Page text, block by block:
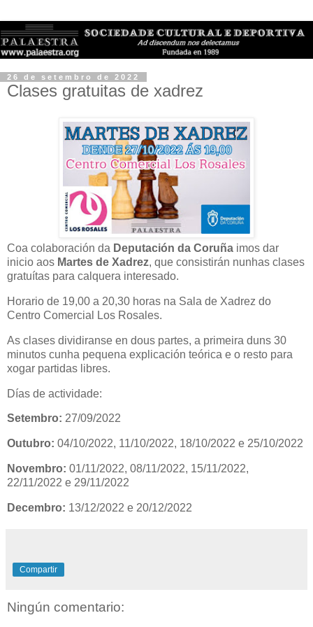
26 de setembro de 2022
Clases gratuitas de xadrez
Coa colaboración da Deputación da Coruña imos dar
inicio aos Martes de Xadrez, que consistirán nunhas clases
gratuítas para calquera interesado.
Horario de 19,00 a 20,30 horas na Sala de Xadrez do
Centro Comercial Los Rosales.
As clases dividiranse en dous partes, a primeira duns 30
minutos cunha pequena explicación teórica e o resto para
xogar partidas libres.
Días de actividade:
Setembro: 27/09/2022
Outubro: 04/10/2022, 11/10/2022, 18/10/2022 e 25/10/2022
Novembro: 01/11/2022, 08/11/2022, 15/11/2022,
22/11/2022 e 29/11/2022
Decembro: 13/12/2022 e 20/12/2022
Compartir
Ningún comentario: